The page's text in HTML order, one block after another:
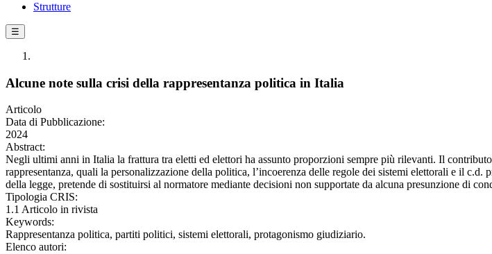
Strutture
☰
Alcune note sulla crisi della rappresentanza politica in Italia
Articolo
Data di Pubblicazione:
2024
Abstract:
Negli ultimi anni in Italia la frattura tra eletti ed elettori ha assunto proporzioni sempre più rilevanti. Il
rappresentanza, quali la personalizzazione della politica, l’incoerenza delle regole dei sistemi elettorali e il
della legge, pretende di sostituirsi al normatore mediante decisioni non supportate da alcuna presunzione di
Tipologia CRIS:
1.1 Articolo in rivista
Keywords:
Rappresentanza politica, partiti politici, sistemi elettorali, protagonismo giudiziario.
Elenco autori: